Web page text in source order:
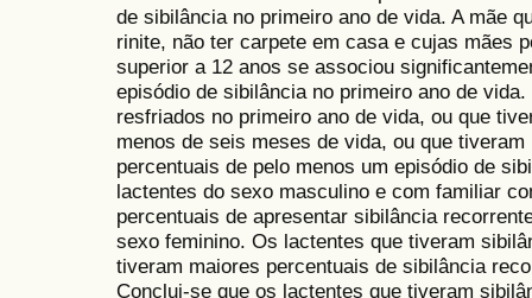
de sibilância no primeiro ano de vida. A mãe
rinite, não ter carpete em casa e cujas mães
superior a 12 anos se associou
episódio de sibilância no primeiro ano de
resfriados no primeiro ano de vida, ou que
menos de seis meses de vida, ou que
percentuais de pelo menos um episódio de
lactentes do sexo masculino e com familiar
percentuais de apresentar sibilância
sexo feminino. Os lactentes que tiveram
tiveram maiores percentuais de sibilância
Conclui-se que os lactentes que tiveram